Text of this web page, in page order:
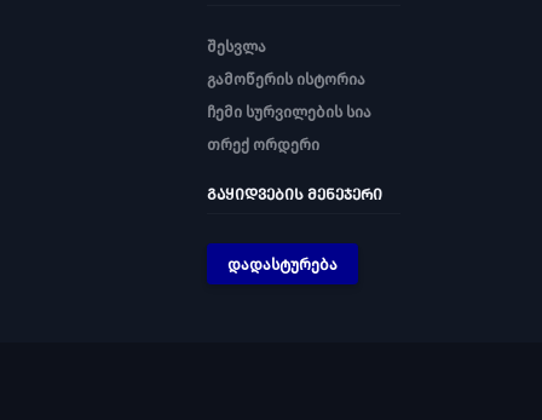
შესვლა
გამოწერის ისტორია
ჩემი სურვილების სია
თრექ ორდერი
ᲒᲐᲧᲘᲓᲕᲔᲑᲘᲡ ᲛᲔᲜᲔᲯᲔᲠᲘ
დადასტურება